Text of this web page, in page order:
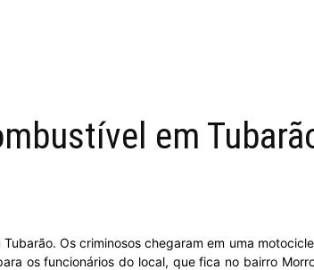
em
Os criminosos chegaram em uma
os funcionários do local, que fica no bairro